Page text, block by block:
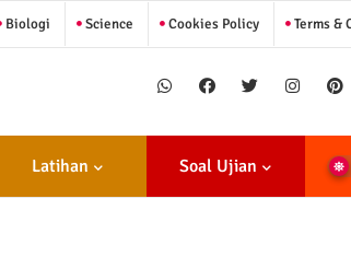
Biologi Science Cookies Policy Terms &
Latihan Soal Ujian